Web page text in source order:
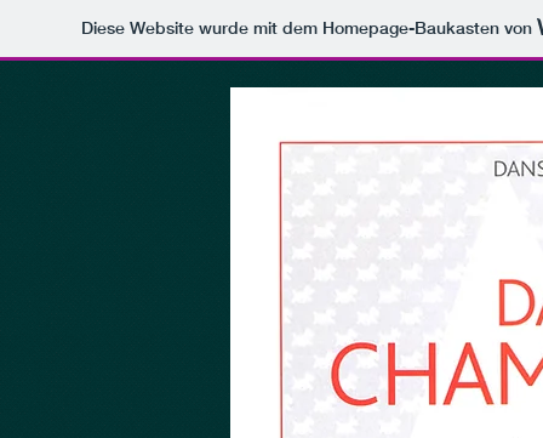
Diese Website wurde mit dem Homepage-Baukasten von